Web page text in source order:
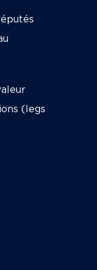
(legs